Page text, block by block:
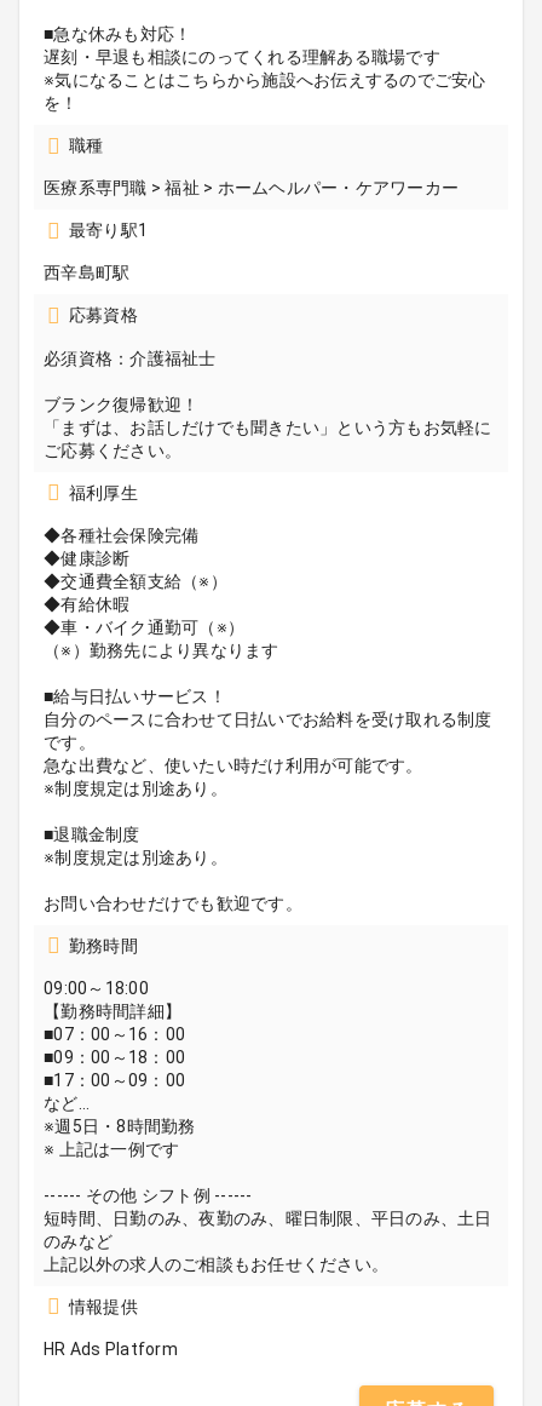
■急な休みも対応！
遅刻・早退も相談にのってくれる理解ある職場です
※気になることはこちらから施設へお伝えするのでご安心
を！
職種
医療系専門職 > 福祉 > ホームヘルパー・ケアワーカー
最寄り駅1
西辛島町駅
応募資格
必須資格：介護福祉士
ブランク復帰歓迎！
「まずは、お話しだけでも聞きたい」という方もお気軽に
ご応募ください。
福利厚生
◆各種社会保険完備
◆健康診断
◆交通費全額支給（※）
◆有給休暇
◆車・バイク通勤可（※）
（※）勤務先により異なります
■給与日払いサービス！
自分のペースに合わせて日払いでお給料を受け取れる制度
です。
急な出費など、使いたい時だけ利用が可能です。
※制度規定は別途あり。
■退職金制度
※制度規定は別途あり。
お問い合わせだけでも歓迎です。
勤務時間
09:00～18:00
【勤務時間詳細】
■07：00～16：00
■09：00～18：00
■17：00～09：00
など…
※週5日・8時間勤務
※ 上記は一例です
------ その他 シフト例 ------
短時間、日勤のみ、夜勤のみ、曜日制限、平日のみ、土日
のみなど
上記以外の求人のご相談もお任せください。
情報提供
HR Ads Platform